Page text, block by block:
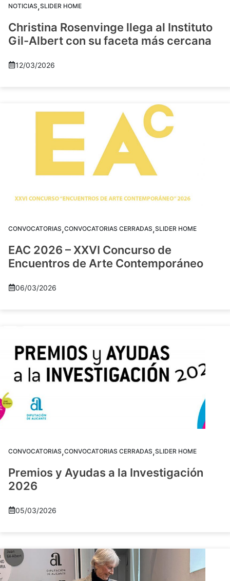
NOTICIAS,SLIDER HOME
Christina Rosenvinge llega al Instituto
Gil-Albert con su faceta más cercana
12/03/2026
CONVOCATORIAS,CONVOCATORIAS CERRADAS,SLIDER HOME
EAC 2026 – XXVI Concurso de
Encuentros de Arte Contemporáneo
06/03/2026
CONVOCATORIAS,CONVOCATORIAS CERRADAS,SLIDER HOME
Premios y Ayudas a la Investigación
2026
05/03/2026